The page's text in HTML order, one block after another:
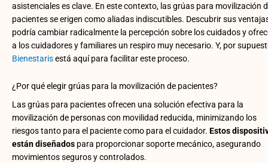
asistenciales es clave. En este contexto, las grúas para movilización
pacientes se erigen como aliadas indiscutibles. Descubrir sus
podría cambiar radicalmente la percepción sobre los cuidados y
a los cuidadores y familiares un respiro muy necesario. Y, por
Bienestarisestá aquí para facilitar este proceso.
¿Por qué elegir grúas para la movilización de pacientes?
Las grúas para pacientes ofrecen una solución efectiva para la
movilización de personas con movilidad reducida, minimizando los
riesgos tanto para el paciente como para el cuidador. Estos
están diseñados para proporcionar soporte mecánico, asegurando
movimientos seguros y controlados.